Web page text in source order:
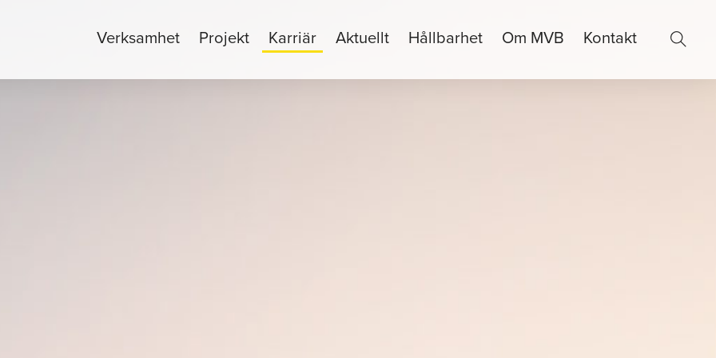
Verksamhet Projekt Karriär Aktuellt Hållbarhet Om MVB Kontakt